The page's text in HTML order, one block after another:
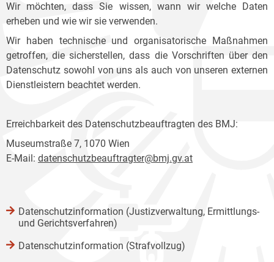
Wir möchten, dass Sie wissen, wann wir welche Daten
erheben und wie wir sie verwenden.
Wir haben technische und organisatorische Maßnahmen
getroffen, die sicherstellen, dass die Vorschriften über den
Datenschutz sowohl von uns als auch von unseren externen
Dienstleistern beachtet werden.
Erreichbarkeit des Datenschutzbeauftragten des BMJ:
Museumstraße 7, 1070 Wien
E-Mail: datenschutzbeauftragter@bmj.gv.at
Datenschutzinformation (Justizverwaltung, Ermittlungs-
und Gerichtsverfahren)
Datenschutzinformation (Strafvollzug)